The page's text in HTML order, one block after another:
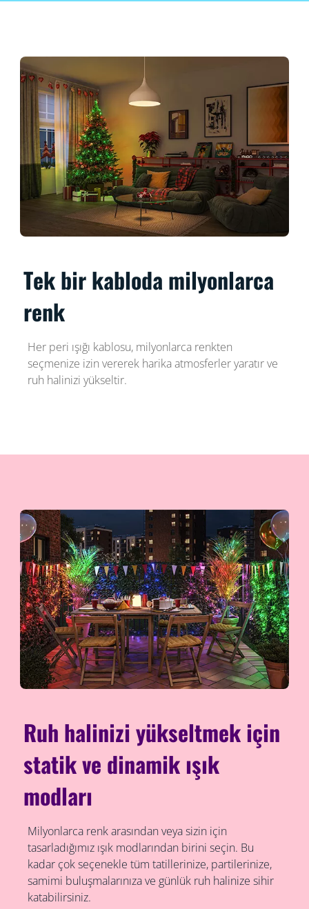
Tek bir kabloda milyonlarca
renk
Her peri ışığı kablosu, milyonlarca renkten
seçmenize izin vererek harika atmosferler yaratır ve
ruh halinizi yükseltir.
Ruh halinizi yükseltmek için
statik ve dinamik ışık
modları
Milyonlarca renk arasından veya sizin için
tasarladığımız ışık modlarından birini seçin. Bu
kadar çok seçenekle tüm tatillerinize, partilerinize,
samimi buluşmalarınıza ve günlük ruh halinize sihir
katabilirsiniz.